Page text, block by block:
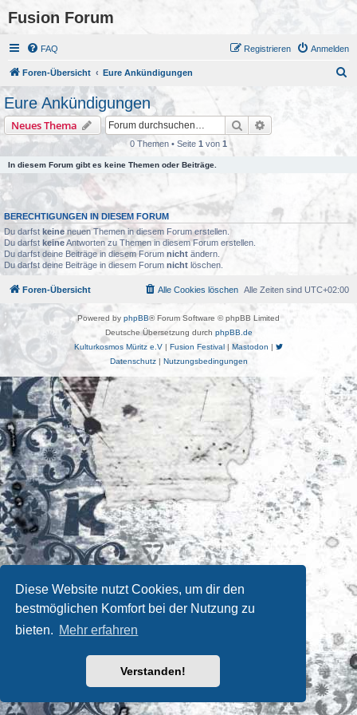
Diese Website nutzt Cookies, um dir den
bestmöglichen Komfort bei der Nutzung zu
bieten. Mehr erfahren
Verstanden!
Fusion Forum
FAQ Anmelden
Registrieren
Foren-Übersicht Eure Ankündigungen
Eure Ankündigungen
Neues Thema Suche
0 Themen • Seite 1 von 1
In diesem Forum gibt es keine Themen oder Beiträge.
BERECHTIGUNGEN IN DIESEM FORUM
Du darfst keine neuen Themen in diesem Forum erstellen.
Du darfst keineAntworten zu Themen in diesem Forum erstellen.
Du darfst deine Beiträge in diesem Forum nicht ändern.
Du darfst deine Beiträge in diesem Forum nicht löschen.
Foren-Übersicht Alle Zeiten sind UTC+02:00
Alle Cookies löschen
Powered by phpBB® Forum Software © phpBB Limited
Deutsche Übersetzung durch phpBB.de
Kulturkosmos Müritz e.V | Fusion Festival | Mastodon |
Datenschutz| Nutzungsbedingungen